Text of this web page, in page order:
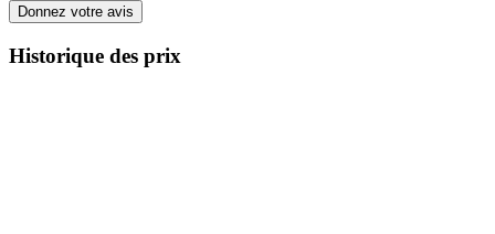
Donnez votre avis
Historique des prix